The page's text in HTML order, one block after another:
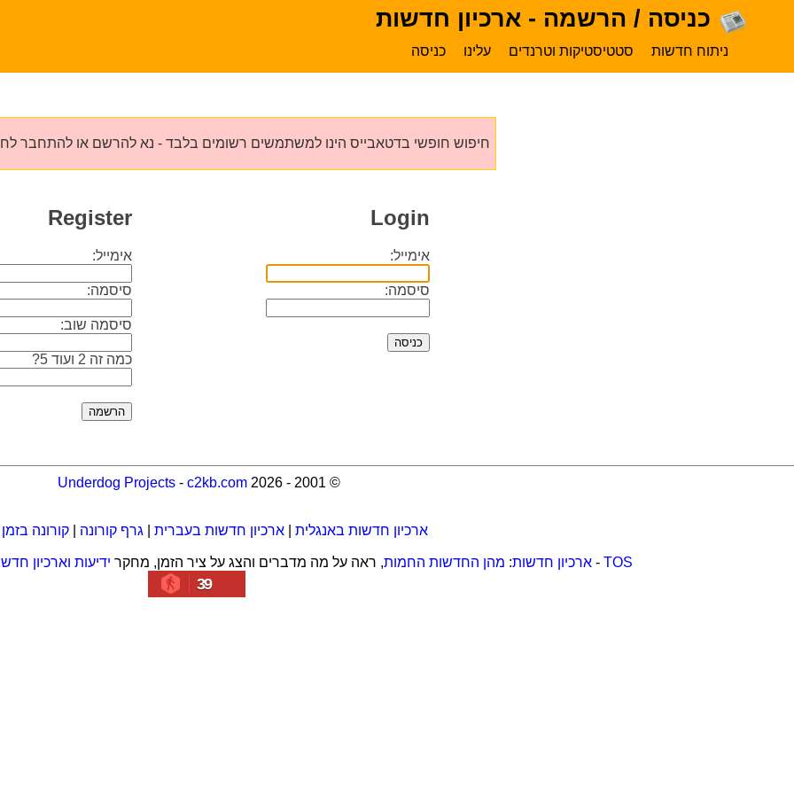
כניסה / הרשמה - ארכיון חדשות
ניתוח חדשות סטטיסטיקות וטרנדים עלינו כניסה
חיפוש חופשי בדטאבייס הינו למשתמשים רשומים בלבד - נא להרשם או להתחבר
Login
אימייל:
סיסמה:
Register
אימייל:
סיסמה:
סיסמה שוב:
כמה זה 2 ועוד 5?
© 2001 - 2026
Underdog Projects- c2kb.com
ארכיון חדשות באנגלית |ארכיון חדשות בעברית גרף קורונה |קורונה
TOS
-ארכיון חדשות: מהן החדשות החמות, ראה על מה מדברים והצג על ציר הזמן, מחקר ידיעות וארכיון
39